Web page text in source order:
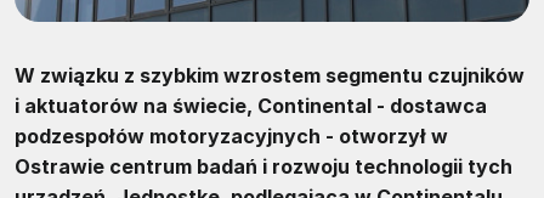
W związku z szybkim wzrostem segmentu czujników
i aktuatorów na świecie, Continental - dostawca
podzespołów motoryzacyjnych - otworzył w
Ostrawie centrum badań i rozwoju technologii tych